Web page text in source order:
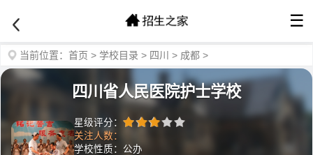
☰
当前位置： 首页 > 学校目录 > 四川 > 成都 >
四川省人民医院护士学校
星级评分：
关注人数：
学校性质：公办